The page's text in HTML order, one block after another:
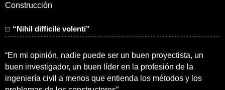
Construcción
“Nihil difficile volenti”
“En mi opinión, nadie puede ser un buen proyectista, un
buen investigador, un buen líder en la profesión de la
ingeniería civil a menos que entienda los métodos y los